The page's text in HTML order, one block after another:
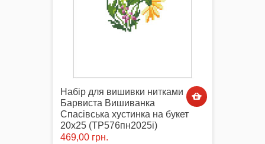
Набір для вишивки нитками
Барвиста Вишиванка
Спасівська хустинка на букет
20х25 (ТР576пн2025i)
469,00 грн.